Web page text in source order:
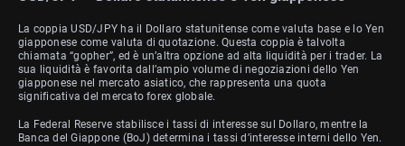
La coppia USD/JPY ha il Dollaro statunitense come valuta base e lo Yen
giapponese come valuta di quotazione. Questa coppia è talvolta
chiamata “gopher”, ed è un’altra opzione ad alta liquidità per i trader. La
sua liquidità è favorita dall’ampio volume di negoziazioni dello Yen
giapponese nel mercato asiatico, che rappresenta una quota
significativa del mercato forex globale.
La Federal Reserve stabilisce i tassi di interesse sul Dollaro, mentre la
Banca del Giappone (BoJ) determina i tassi d’interesse interni dello Yen.